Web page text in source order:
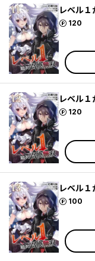
レベル１
120
ポイント
レベル１
120
ポイント
レベル１
100
ポイント